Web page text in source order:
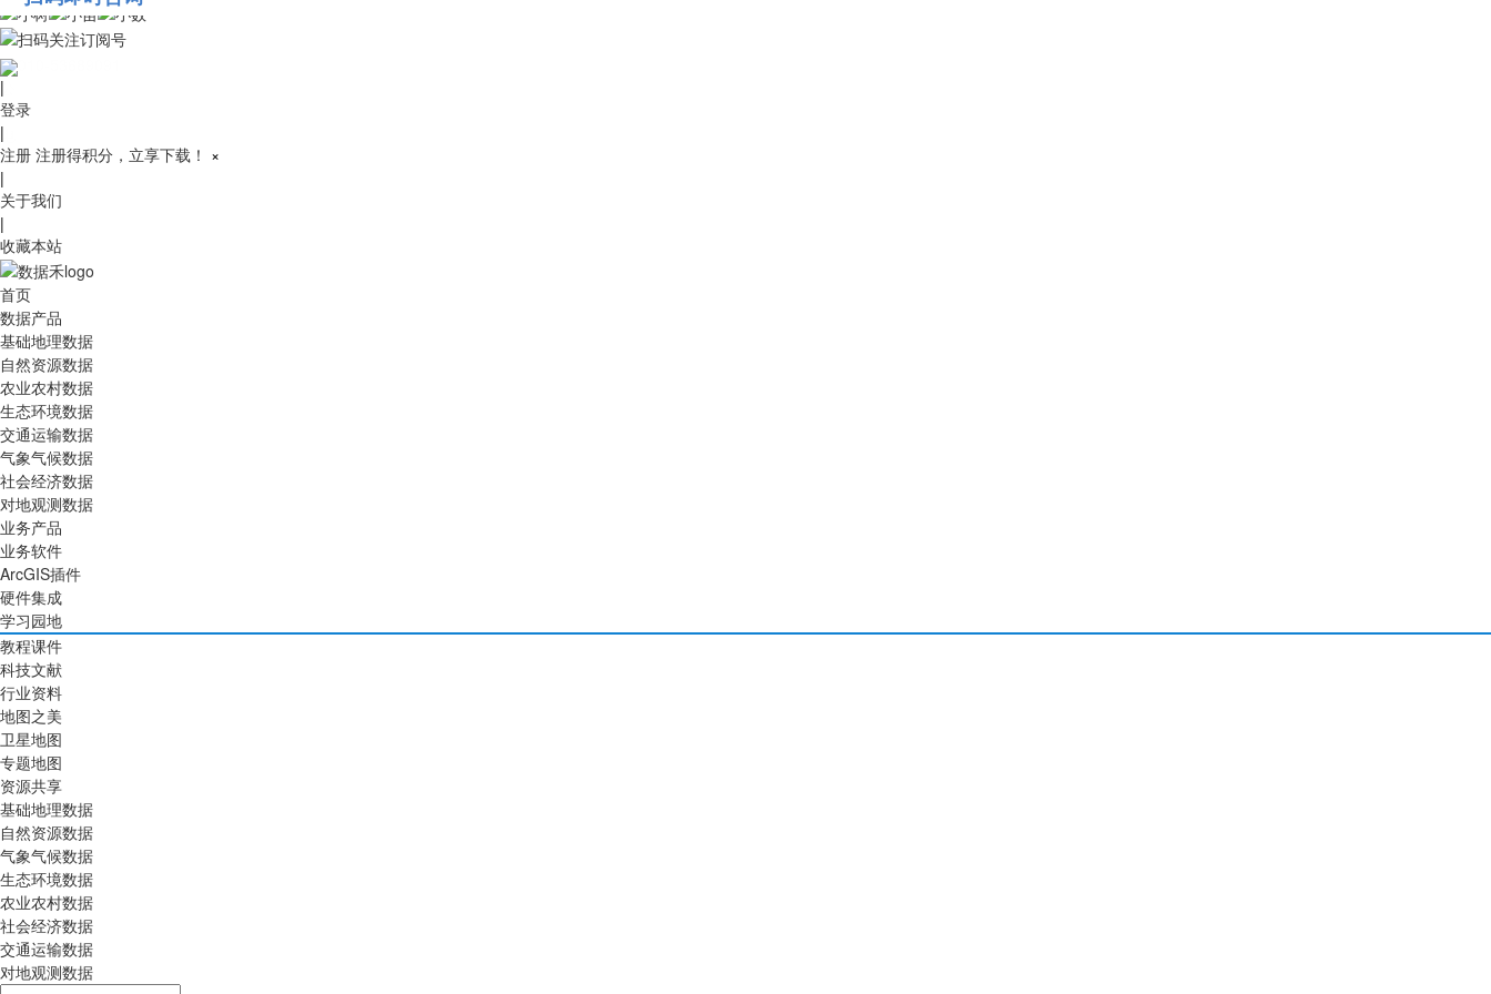
010-53689091
|
登录
|
注册 注册得积分，立享下载！ ×
|
关于我们
|
收藏本站
首页
数据产品
基础地理数据
自然资源数据
农业农村数据
生态环境数据
交通运输数据
气象气候数据
社会经济数据
对地观测数据
业务产品
业务软件
ArcGIS插件
硬件集成
学习园地
教程课件
科技文献
行业资料
地图之美
卫星地图
专题地图
资源共享
基础地理数据
自然资源数据
气象气候数据
生态环境数据
农业农村数据
社会经济数据
交通运输数据
对地观测数据